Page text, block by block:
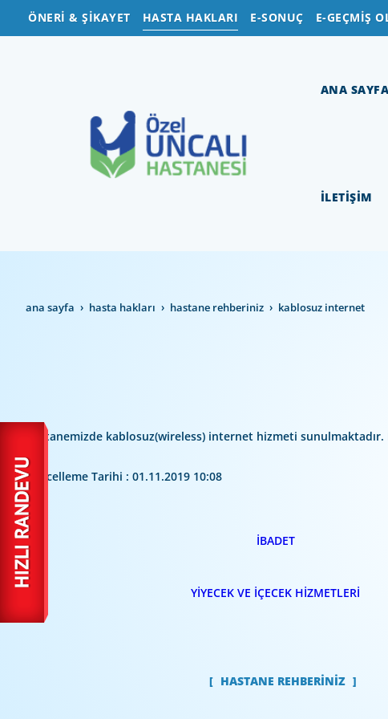
ÖNERİ & ŞİKAYET HASTA HAKLARI E-SONUÇ E-GEÇMİŞ
ANA SAYFA
İLETİŞİM
ana sayfa hasta haklari hastane rehberi̇ni̇z kablosuz i̇nternet
Hastanemizde kablosuz(wireless) internet hizmeti
Güncelleme Tarihi : 01.11.2019 10:08
İBADET
YİYECEK VE İÇECEK HİZMETLERİ
HASTANE REHBERİNİZ